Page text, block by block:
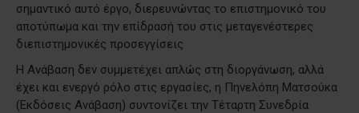
σημαντικό αυτό έργο, διερευνώντας το επιστημονικό του
αποτύπωμα και την επίδρασή του στις μεταγενέστερες
διεπιστημονικές προσεγγίσεις
Η Ανάβαση δεν συμμετέχει απλώς στη διοργάνωση, αλλά
έχει και ενεργό ρόλο στις εργασίες, η Πηνελόπη Ματσούκα
(Εκδόσεις Ανάβαση) συντονίζει την Τέταρτη Συνεδρία